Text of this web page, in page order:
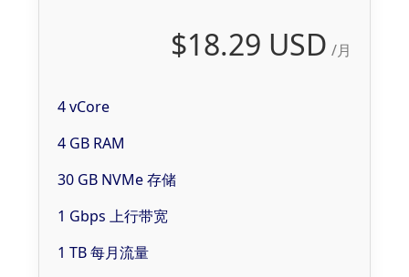
$18.29 USD /月
4 vCore
4 GB RAM
30 GB NVMe 存储
1 Gbps 上行带宽
1 TB 每月流量